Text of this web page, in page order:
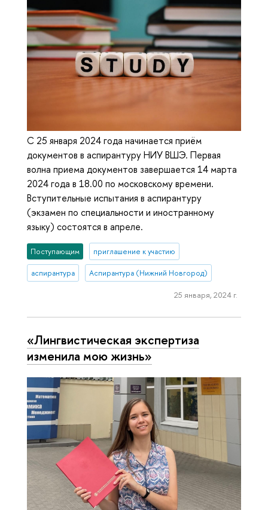
С 25 января 2024 года начинается приём
документов в аспирантуру НИУ ВШЭ. Первая
волна приема документов завершается 14 марта
2024 года в 18.00 по московскому времени.
Вступительные испытания в аспирантуру
(экзамен по специальности и иностранному
языку) состоятся в апреле.
Поступающим приглашение к участию
аспирантура Аспирантура (Нижний Новгород)
25 января, 2024 г.
«Лингвистическая экспертиза
изменила мою жизнь»